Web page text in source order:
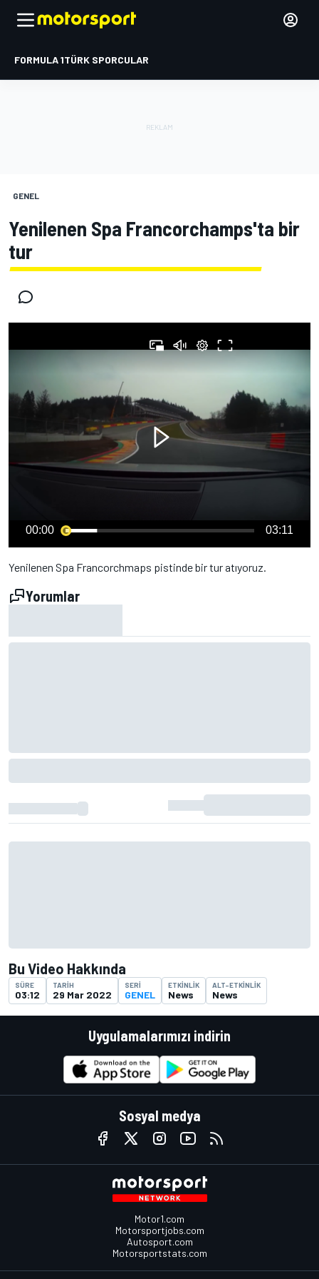
FORMULA 1TÜRK SPORCULAR
GENEL
Yenilenen Spa Francorchamps'ta bir
tur
00:00 03:11
Yenilenen Spa Francorchmaps pistinde bir tur atıyoruz.
Yorumlar
Bu Video Hakkında
SÜRE
03:12
TARIH
29 Mar 2022
SERI
GENEL
ETKINLIK
News
ALT-ETKINLIK
News
Uygulamalarımızı indirin
Sosyal medya
Motor1.com
Motorsportjobs.com
Autosport.com
Motorsportstats.com